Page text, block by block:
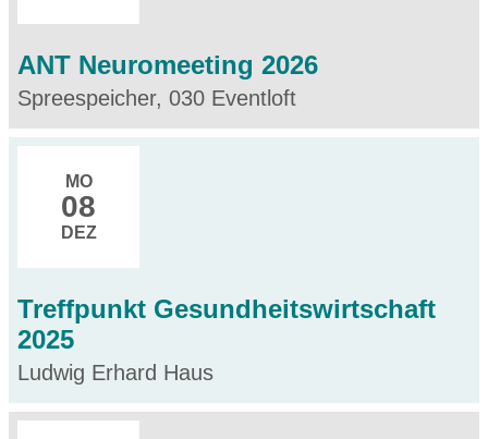
ANT Neuromeeting 2026
Spreespeicher, 030 Eventloft
MO
08
DEZ
Treffpunkt Gesundheitswirtschaft
2025
Ludwig Erhard Haus